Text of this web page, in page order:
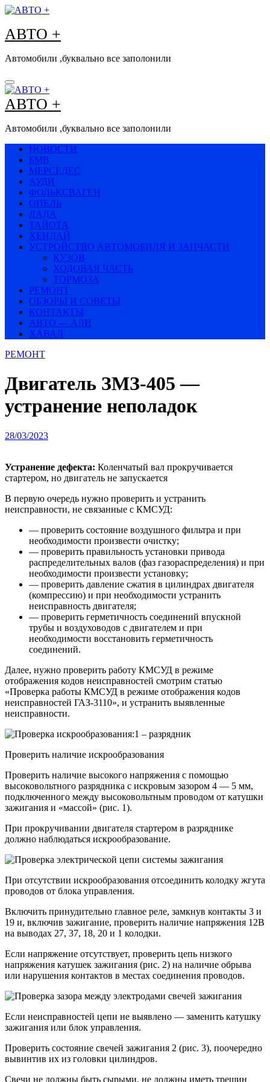
Перейти
содержимому
АВТО +
Автомобили ,буквально все заполонили
АВТО +
Автомобили ,буквально все заполонили
НОВОСТИ
БМВ
МЕРСЕДЕС
АУДИ
ФОЛЬКСВАГЕН
ОПЕЛЬ
ЛАДА
ТАЙОТА
ХЕНДАЙ
УСТРОЙСТВО АВТОМОБИЛЯ И ЗАПЧАСТИ
КУЗОВ
ХОДОВАЯ ЧАСТЬ
ТОРМОЗА
РЕМОНТ
ОБЗОРЫ И СОВЕТЫ
КОНТАКТЫ
АВТО — АЛИ
ХАВАЛ
РЕМОНТ
Двигатель ЗМЗ-405 —
устранение неполадок
28/03/2023
Устранение дефекта: Коленчатый вал прокручивается
стартером, но двигатель не запускается
В первую очередь нужно проверить и устранить
неисправности, не связанные с КМСУД:
— проверить состояние воздушного фильтра и при
необходимости произвести очистку;
— проверить правильность установки привода
распределительных валов (фаз газораспределения) и при
необходимости произвести установку;
— проверить давление сжатия в цилиндрах двигателя
(компрессию) и при необходимости устранить
неисправность двигателя;
— проверить герметичность соединений впускной
трубы и воздуховодов с двигателем и при
необходимости восстановить герметичность
соединений.
Далее, нужно проверить работу КМСУД в режиме
отображения кодов неисправностей смотрим статью
«Проверка работы КМСУД в режиме отображения кодов
неисправностей ГАЗ-3110», и устранить выявленные
неисправности.
Проверить наличие искрообразования
Проверить наличие высокого напряжения с помощью
высоковольтного разрядника с искровым зазором 4 — 5 мм,
подключенного между высоковольтным проводом от катушки
зажигания и «массой» (рис. 1).
При прокручивании двигателя стартером в разряднике
должно наблюдаться искрообразование.
При отсутствии искрообразования отсоединить колодку жгута
проводов от блока управления.
Включить принудительно главное реле, замкнув контакты 3 и
19 и, включив зажигание, проверить наличие напряжения 12В
на выводах 27, 37, 18, 20 и 1 колодки.
Если напряжение отсутствует, проверить цепь низкого
напряжения катушек зажигания (рис. 2) на наличие обрыва
или нарушения контактов в местах соединения проводов.
Если неисправностей цепи не выявлено — заменить катушку
зажигания или блок управления.
Проверить состояние свечей зажигания 2 (рис. 3), поочередно
вывинтив их из головки цилиндров.
Свечи не должны быть сырыми, не должны иметь трещин